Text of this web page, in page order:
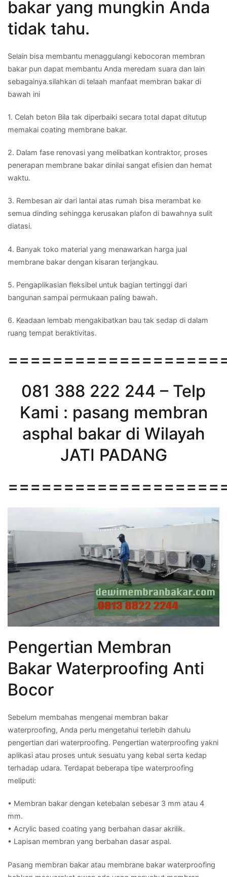
bakar yang mungkin Anda
tidak tahu.
Selain bisa membantu menaggulangi kebocoran membran
bakar pun dapat membantu Anda meredam suara dan lain
sebagainya.silahkan di telaah manfaat membran bakar di
bawah ini
1. Celah beton Bila tak diperbaiki secara total dapat ditutup
memakai coating membrane bakar.
2. Dalam fase renovasi yang melibatkan kontraktor, proses
penerapan membrane bakar dinilai sangat efisien dan hemat
waktu.
3. Rembesan air dari lantai atas rumah bisa merambat ke
semua dinding sehingga kerusakan plafon di bawahnya sulit
diatasi.
4. Banyak toko material yang menawarkan harga jual
membrane bakar dengan kisaran terjangkau.
5. Pengaplikasian fleksibel untuk bagian tertinggi dari
bangunan sampai permukaan paling bawah.
6. Keadaan lembab mengakibatkan bau tak sedap di dalam
ruang tempat beraktivitas.
081 388 222 244 – Telp
Kami : pasang membran
asphal bakar di Wilayah
JATI PADANG
Pengertian Membran
Bakar Waterproofing Anti
Bocor
Sebelum membahas mengenai membran bakar
waterproofing, Anda perlu mengetahui terlebih dahulu
pengertian dari waterproofing. Pengertian waterproofing yakni
aplikasi atau proses untuk sesuatu yang kebal serta kedap
terhadap udara. Terdapat beberapa tipe waterproofing
meliputi:
• Membran bakar dengan ketebalan sebesar 3 mm atau 4
mm.
• Acrylic based coating yang berbahan dasar akrilik.
• Lapisan membran yang berbahan dasar aspal.
Pasang membran bakar atau membrane bakar waterproofing